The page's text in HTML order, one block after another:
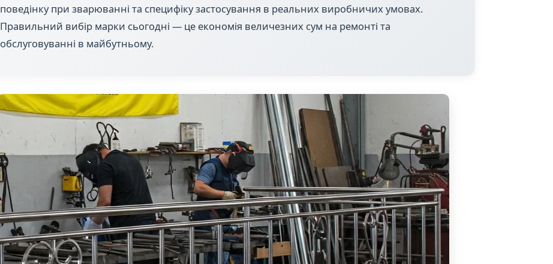
поведінку при зварюванні та специфіку застосування в реальних виробничих умовах.
Правильний вибір марки сьогодні — це економія величезних сум на ремонті та
обслуговуванні в майбутньому.